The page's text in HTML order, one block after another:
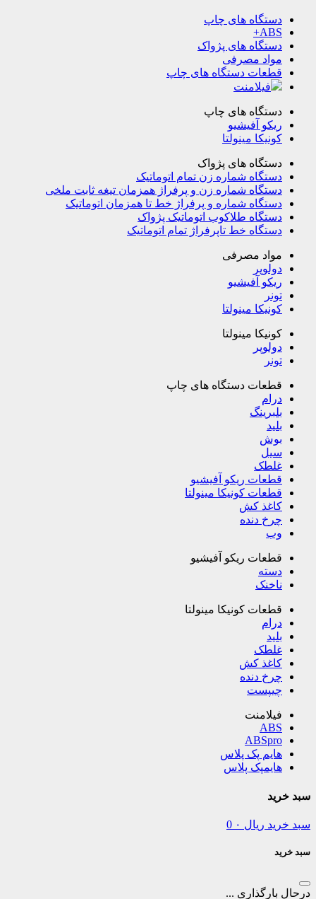
دستگاه های چاپ
ABS+
دستگاه های پژواک
مواد مصرفی
قطعات دستگاه های چاپ
فیلامنت
دستگاه های چاپ
ریکو آفیشیو
کونیکا مینولتا
دستگاه های پژواک
دستگاه شماره زن تمام اتوماتیک
دستگاه شماره زن و پرفراژ همزمان تیغه ثابت ملخی
دستگاه شماره و پرفراژ خط تا همزمان اتوماتیک
دستگاه طلاکوب اتوماتیک پژواک
دستگاه خط تاپرفراژ تمام اتوماتیک
مواد مصرفی
دولوپر
ریکو آفیشیو
تونر
کونیکا مینولتا
کونیکا مینولتا
دولوپر
تونر
قطعات دستگاه های چاپ
درام
بلبرینگ
بلید
بوش
سیل
غلطک
قطعات ریکو آفیشیو
قطعات کونیکا مینولتا
کاغذ کش
چرخ دنده
وب
قطعات ریکو آفیشیو
دسته
ناخنک
قطعات کونیکا مینولتا
درام
بلید
غلطک
کاغذ کش
چرخ دنده
چیپست
فیلامنت
ABS
ABSpro
هایم پک پلاس
هایمپک پلاس
سبد خرید
سبد خرید ریال 0
سبد خرید
درحال بارگذاری ...